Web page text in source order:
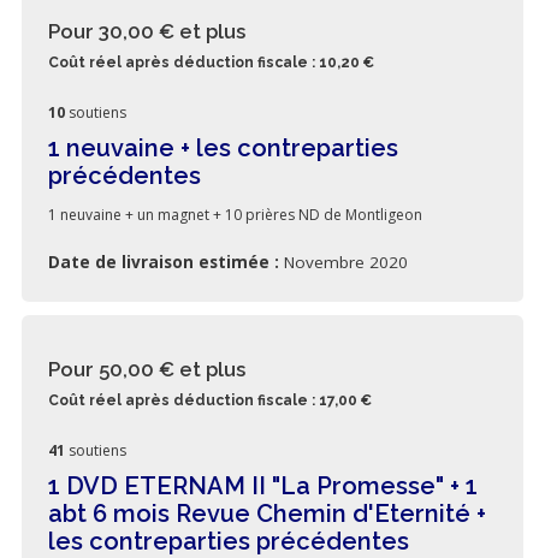
Pour 30,00 € et plus
Coût réel après déduction fiscale : 10,20 €
10 soutiens
1 neuvaine + les contreparties
précédentes
1 neuvaine + un magnet + 10 prières ND de Montligeon
Date de livraison estimée : Novembre 2020
Pour 50,00 € et plus
Coût réel après déduction fiscale : 17,00 €
41 soutiens
1 DVD ETERNAM II "La Promesse" + 1
abt 6 mois Revue Chemin d'Eternité +
les contreparties précédentes